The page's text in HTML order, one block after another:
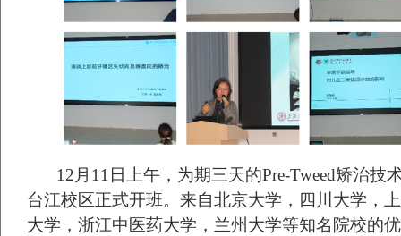
12月11日上午，为期三天的Pre-Tweed矫治技
台江校区正式开班。来自北京大学，四川大学，
大学，浙江中医药大学，兰州大学等知名院校的